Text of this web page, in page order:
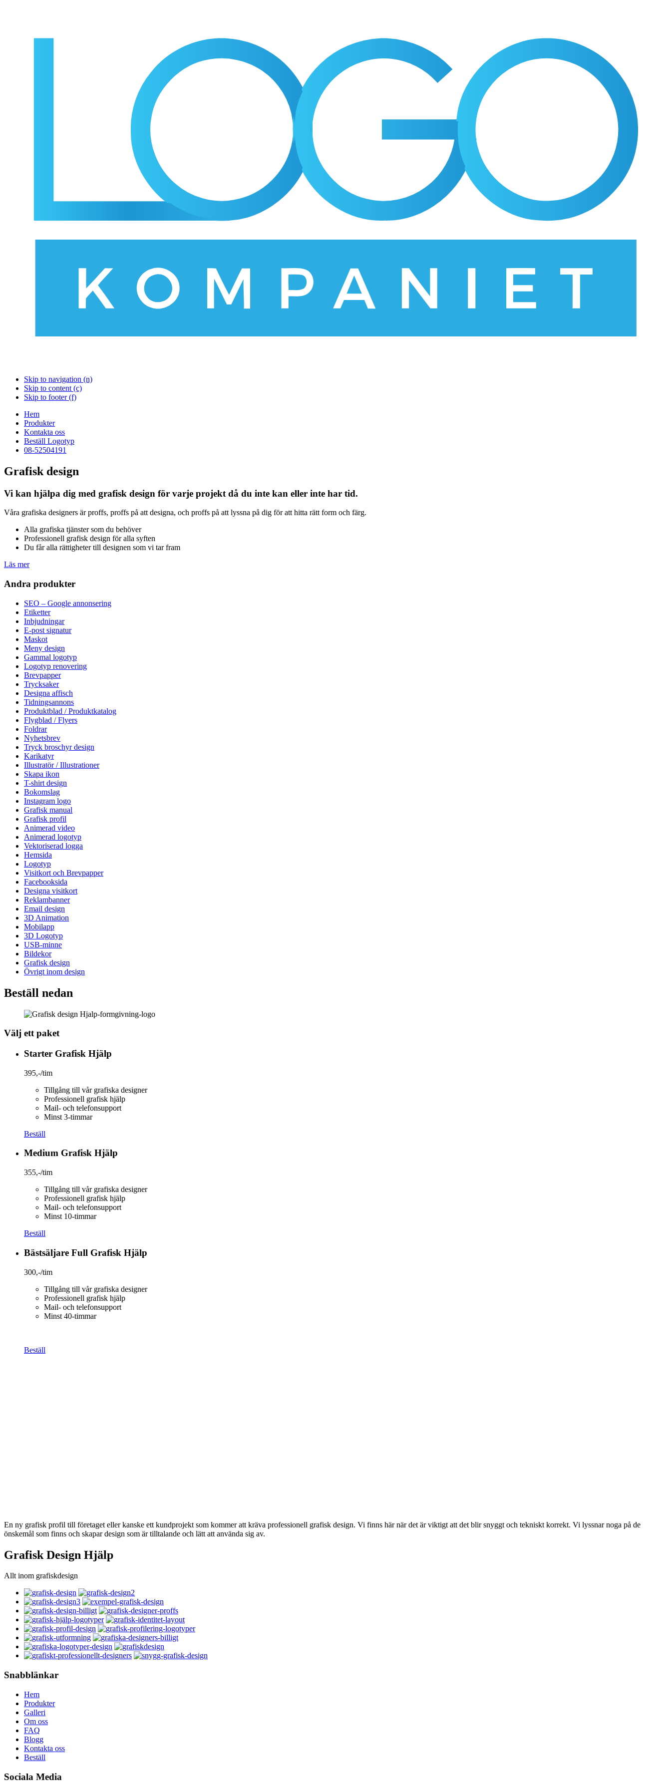
Skip to navigation (n)
Skip to content (c)
Skip to footer (f)
Hem
Produkter
Kontakta oss
Beställ Logotyp
08-52504191
Grafisk design
Vi kan hjälpa dig med grafisk design för varje projekt då du inte kan eller inte har tid.
Våra grafiska designers är proffs, proffs på att designa, och proffs på att lyssna på dig för att hitta rätt form och färg.
Alla grafiska tjänster som du behöver
Professionell grafisk design för alla syften
Du får alla rättigheter till designen som vi tar fram
Läs mer
Andra produkter
SEO – Google annonsering
Etiketter
Inbjudningar
E-post signatur
Maskot
Meny design
Gammal logotyp
Logotyp renovering
Brevpapper
Trycksaker
Designa affisch
Tidningsannons
Produktblad / Produktkatalog
Flygblad / Flyers
Foldrar
Nyhetsbrev
Tryck broschyr design
Karikatyr
Illustratör / Illustrationer
Skapa ikon
T-shirt design
Bokomslag
Instagram logo
Grafisk manual
Grafisk profil
Animerad video
Animerad logotyp
Vektoriserad logga
Hemsida
Logotyp
Visitkort och Brevpapper
Facebooksida
Designa visitkort
Reklambanner
Email design
3D Animation
Mobilapp
3D Logotyp
USB-minne
Bildekor
Grafisk design
Övrigt inom design
Beställ nedan
Välj ett paket
Starter Grafisk Hjälp
395,-/tim
Tillgång till vår grafiska designer
Professionell grafisk hjälp
Mail- och telefonsupport
Minst 3-timmar
Beställ
Medium Grafisk Hjälp
355,-/tim
Tillgång till vår grafiska designer
Professionell grafisk hjälp
Mail- och telefonsupport
Minst 10-timmar
Beställ
Bästsäljare Full Grafisk Hjälp
300,-/tim
Tillgång till vår grafiska designer
Professionell grafisk hjälp
Mail- och telefonsupport
Minst 40-timmar
Beställ
En ny grafisk profil till företaget eller kanske ett kundprojekt som kommer att kräva professionell grafisk design. Vi finns här när det är viktigt att det blir snyggt och tekniskt korrekt. Vi lyssnar noga på de
önskemål som finns och skapar design som är tilltalande och lätt att använda sig av.
Grafisk Design Hjälp
Allt inom grafiskdesign
Snabblänkar
Hem
Produkter
Galleri
Om oss
FAQ
Blogg
Kontakta oss
Beställ
Sociala Media